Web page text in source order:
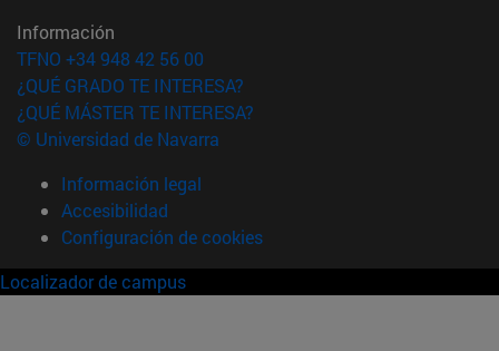
Información
TFNO +34 948 42 56 00
¿QUÉ GRADO TE INTERESA?
¿QUÉ MÁSTER TE INTERESA?
© Universidad de Navarra
Información legal
Accesibilidad
Configuración de cookies
Localizador de campus